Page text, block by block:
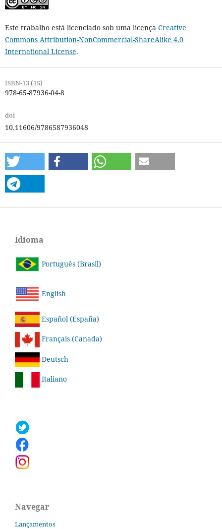
Este trabalho está licenciado sob uma licença Creative
Commons Attribution-NonCommercial-ShareAlike 4.0
International License.
ISBN-13 (15)
978-65-87936-04-8
doi
10.11606/9786587936048
Idioma
Português (Brasil)
English
Español (España)
Français (Canada)
Deutsch
Italiano
Navegar
Lançamentos